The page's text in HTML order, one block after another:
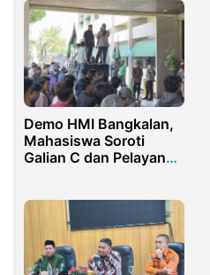
Demo HMI Bangkalan,
Mahasiswa Soroti
Galian C dan Pelayanan